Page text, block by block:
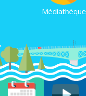
Médiathèque